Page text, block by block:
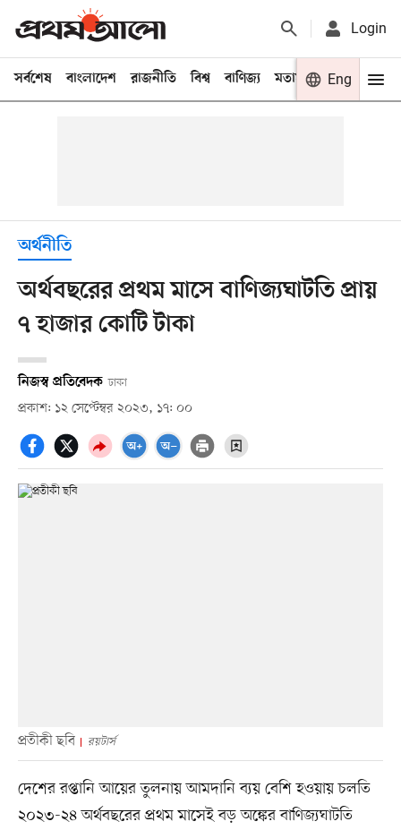
Login
সর্বশেষ বাংলাদেশ রাজনীতি বিশ্ব বাণিজ্য মতামত খেলা
Eng
অর্থনীতি
অর্থবছরের প্রথম মাসে বাণিজ্যঘাটতি প্রায়
৭ হাজার কোটি টাকা
নিজস্ব প্রতিবেদক ঢাকা
প্রকাশ: ১২ সেপ্টেম্বর ২০২৩, ১৭: ০০
প্রতীকী ছবি রয়টার্স
দেশের রপ্তানি আয়ের তুলনায় আমদানি ব্যয় বেশি হওয়ায় চলতি
২০২৩-২৪ অর্থবছরের প্রথম মাসেই বড় অঙ্কের বাণিজ্যঘাটতি